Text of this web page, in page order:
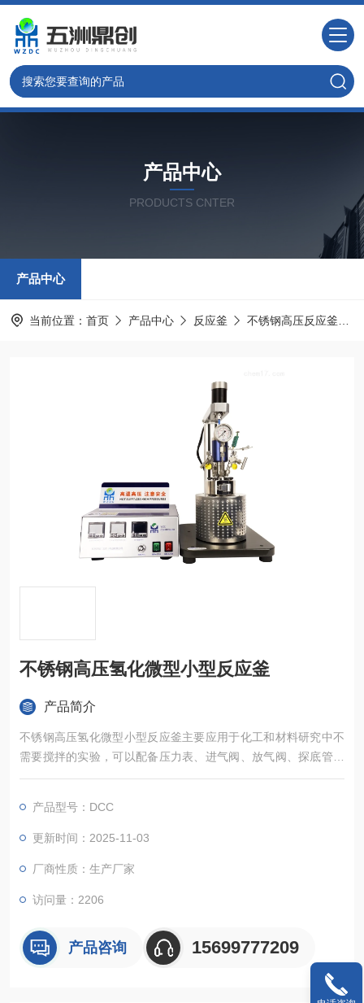
产品中心
PRODUCTS CNTER
产品中心
当前位置： 首页 产品中心 反应釜 不锈钢高压反应釜
不锈钢高压氢化微型小型反应釜
产品简介
不锈钢高压氢化微型小型反应釜主要应用于化工和材料研究中不
需要搅拌的实验，可以配备压力表、进气阀、放气阀、探底管、
热电偶及过程进样口等。
产品型号：DCC
更新时间：2025-11-03
厂商性质：生产厂家
访问量：2206
产品咨询 15699777209